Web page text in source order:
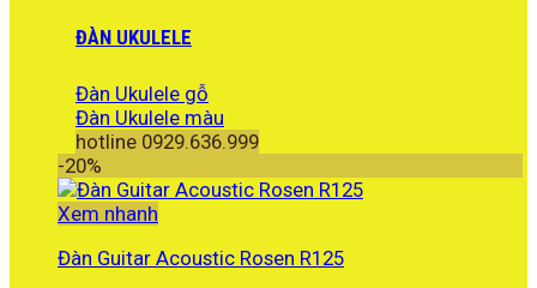
ĐÀN UKULELE
Đàn Ukulele gỗ
Đàn Ukulele màu
hotline 0929.636.999
-20%
Xem nhanh
Đàn Guitar Acoustic Rosen R125